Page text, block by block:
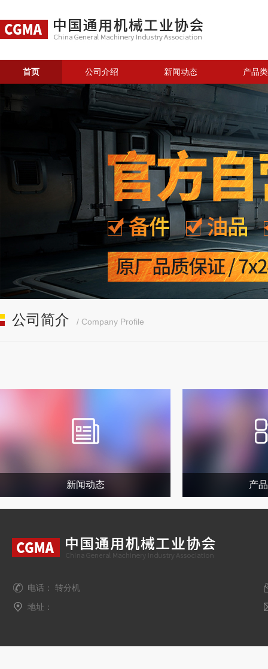
首页 公司介绍 新闻动态 产品
公司简介 / Company Profile
新闻动态 产
电话： 转分机
地址：